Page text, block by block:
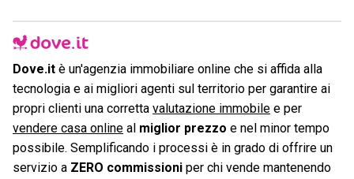
Dove.it è un'agenzia immobiliare online che si affida alla
tecnologia e ai migliori agenti sul territorio per garantire ai
propri clienti una corretta valutazione immobile e per
vendere casa online al miglior prezzo e nel minor tempo
possibile. Semplificando i processi è in grado di offrire un
servizio a ZERO commissioni per chi vende mantenendo